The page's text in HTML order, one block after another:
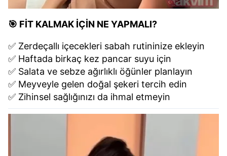
🎯 FİT KALMAK İÇİN NE YAPMALI?
✅ Zerdeçallı içecekleri sabah rutininize ekleyin
✅ Haftada birkaç kez pancar suyu için
✅ Salata ve sebze ağırlıklı öğünler planlayın
✅ Meyveyle gelen doğal şekeri tercih edin
✅ Zihinsel sağlığınızı da ihmal etmeyin